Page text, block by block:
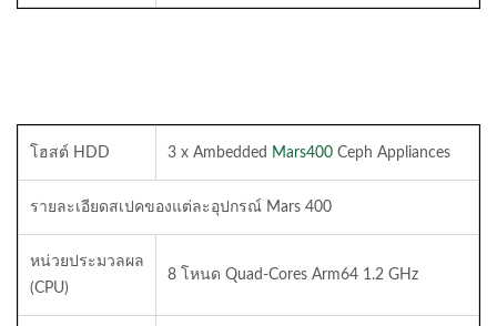
โฮสต์ HDD 3 x Ambedded Mars400 Ceph Appliances
รายละเอียดสเปคของแต่ละอุปกรณ์ Mars 400
หน่วยประมวลผล
(CPU)
8 โหนด Quad-Cores Arm64 1.2 GHz